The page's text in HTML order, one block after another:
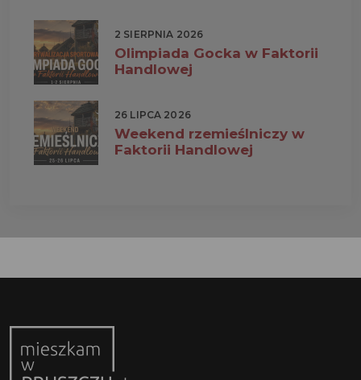
2 SIERPNIA 2026
Olimpiada Gocka w Faktorii
Handlowej
26 LIPCA 2026
Weekend rzemieślniczy w
Faktorii Handlowej